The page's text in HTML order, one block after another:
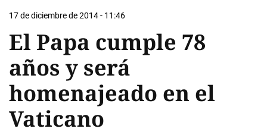
17 de diciembre de 2014 - 11:46
El Papa cumple 78
años y será
homenajeado en el
Vaticano